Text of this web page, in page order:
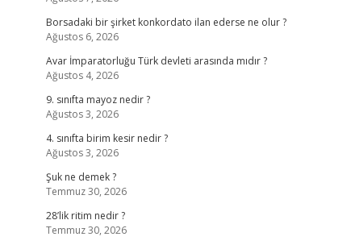
Borsadaki bir şirket konkordato ilan ederse ne olur ?
Ağustos 6, 2026
Avar İmparatorluğu Türk devleti arasında mıdır ?
Ağustos 4, 2026
9. sınıfta mayoz nedir ?
Ağustos 3, 2026
4. sınıfta birim kesir nedir ?
Ağustos 3, 2026
Şuk ne demek ?
Temmuz 30, 2026
28’lik ritim nedir ?
Temmuz 30, 2026